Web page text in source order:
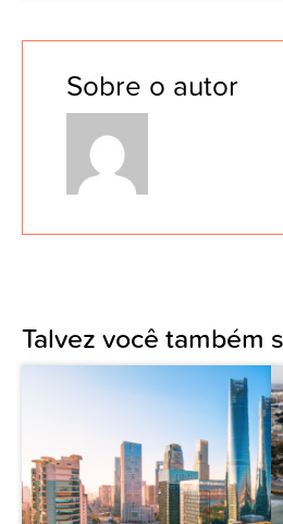
Sobre o autor
Talvez você também